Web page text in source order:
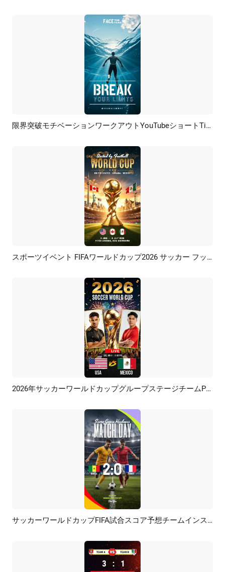
プレビュー AI再生成 限界突破モチベーションワークアウトYouTubeショートTikTokリール
プレビュー カスタマイズ スポーツイベント FIFAワールドカップ2026 サッカー フットボール モチベーション インスタグラムストーリー
プレビュー AI再生成 2026年サッカーワールドカップグループステージチームPKインスタグラムストーリー
プレビュー AI再生成 サッカーワールドカップFIFA試合スコア予想チームインスタグラムリール